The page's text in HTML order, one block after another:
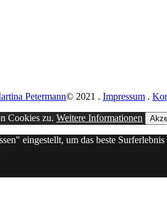
Petermann© 2021 . Impressum .
Cookies zu. Weitere Informationen
eingestellt, um das beste